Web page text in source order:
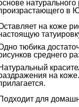
в
на коже
тюбика
среднего
на
для